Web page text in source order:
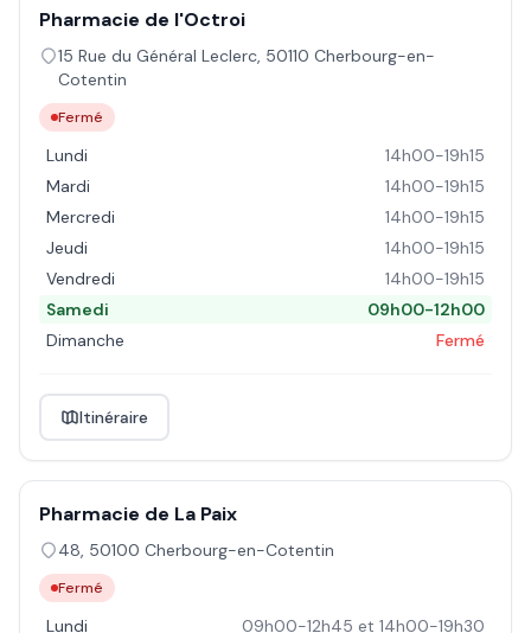
Pharmacie de l'Octroi
15 Rue du Général Leclerc, 50110 Cherbourg-en-
Cotentin
Fermé
Lundi
14h00-19h15
Mardi
14h00-19h15
Mercredi
14h00-19h15
Jeudi
14h00-19h15
Vendredi
14h00-19h15
Samedi
09h00-12h00
Dimanche
Fermé
Itinéraire
Pharmacie de La Paix
48, 50100 Cherbourg-en-Cotentin
Fermé
Lundi 09h00-12h45 et 14h00-19h30